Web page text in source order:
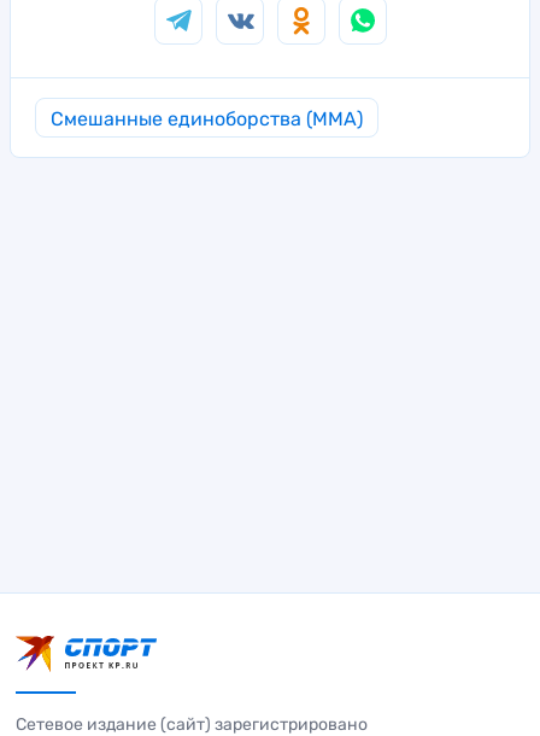
Смешанные единоборства (MMA)
Сетевое издание (сайт) зарегистрировано